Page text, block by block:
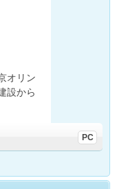
オリン
設から